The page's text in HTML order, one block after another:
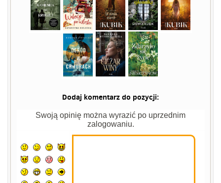
Dodaj komentarz do pozycji:
Swoją opinię można wyrazić po uprzednim
zalogowaniu.